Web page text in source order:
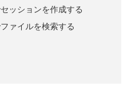
ッションを作成する
ァイルを検索する